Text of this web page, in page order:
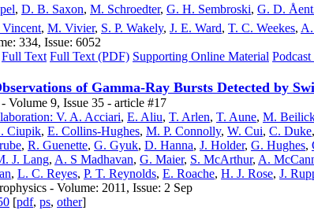
, D. B. Saxon, M. Schroedter, G. H. Sembroski, G. D.
Vincent, M. Vivier, S. P. Wakely, J. E. Ward, T. C. Weekes,
334, Issue: 6052
Full Text Full Text (PDF) Supporting Online Material
of Gamma-Ray Bursts Detected by
Volume 9, Issue 35 - article #17
V. A. Acciari, E. Aliu, T. Arlen, T. Aune, M.
Ciupik, E. Collins-Hughes, M. P. Connolly, W. Cui, C. Duke,
, R. Guenette, G. Gyuk, D. Hanna, J. Holder, G. Hughes,
J. Lang, A. S Madhavan, G. Maier, S. McArthur, A.
, L. C. Reyes, P. T. Reynolds, E. Roache, H. J. Rose, J.
- Volume: 2011, Issue: 2 Sep
[pdf, ps, other]